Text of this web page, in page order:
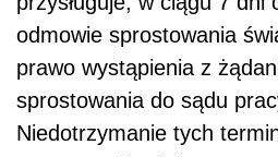
odmowie sprostowania
prawo wystąpienia z
sprostowania do sądu
Niedotrzymanie tych